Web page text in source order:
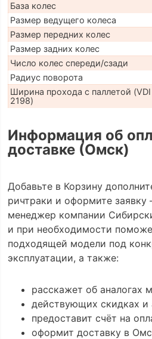
База колес
Размер ведущего колеса
Размер передних колес
Размер задних колес
Число колес спереди/сзади
Радиус поворота
Ширина прохода с паллетой (VDI
2198)
Информация об
доставке (Омск)
Добавьте в Корзину
ричтраки и оформите
менеджер компании
и при необходимости
подходящей модели под
эксплуатации, а также:
расскажет об аналогах
действующих скидках и
предоставит счёт на
оформит доставку в